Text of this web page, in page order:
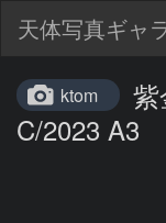
天体写真ギャ
ktom
C/2023